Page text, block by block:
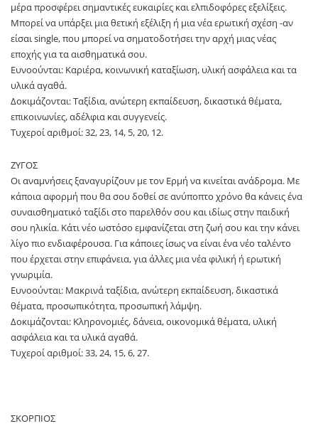
μέρα προσφέρει σημαντικές ευκαιρίες και ελπιδοφόρες εξελίξεις.
Μπορεί να υπάρξει μια θετική εξέλιξη ή μια νέα ερωτική σχέση -αν
είσαι single, που μπορεί να σηματοδοτήσει την αρχή μιας νέας
εποχής για τα αισθηματικά σου.
Ευνοούνται: Καριέρα, κοινωνική καταξίωση, υλική ασφάλεια και τα
υλικά αγαθά.
Δοκιμάζονται: Ταξίδια, ανώτερη εκπαίδευση, δικαστικά θέματα,
επικοινωνίες, αδέλφια και συγγενείς.
Τυχεροί αριθμοί: 32, 23, 14, 5, 20, 12.
ΖΥΓΟΣ
Οι αναμνήσεις ξαναγυρίζουν με τον Ερμή να κινείται ανάδρομα. Με
κάποια αφορμή που θα σου δοθεί σε ανύποπτο χρόνο θα κάνεις ένα
συναισθηματικό ταξίδι στο παρελθόν σου και ιδίως στην παιδική
σου ηλικία. Κάτι νέο ωστόσο εμφανίζεται στη ζωή σου και την κάνει
λίγο πιο ενδιαφέρουσα. Για κάποιες ίσως να είναι ένα νέο ταλέντο
που έρχεται στην επιφάνεια, για άλλες μια νέα φιλική ή ερωτική
γνωριμία.
Ευνοούνται: Μακρινά ταξίδια, ανώτερη εκπαίδευση, δικαστικά
θέματα, προσωπικότητα, προσωπική λάμψη.
Δοκιμάζονται: Κληρονομιές, δάνεια, οικονομικά θέματα, υλική
ασφάλεια και τα υλικά αγαθά.
Τυχεροί αριθμοί: 33, 24, 15, 6, 27.
ΣΚΟΡΠΙΟΣ